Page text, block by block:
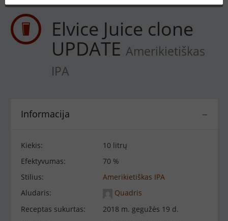
Elvice Juice clone
UPDATE Amerikietiškas
IPA
−
Informacija
Kiekis:
10 litrų
Efektyvumas:
70 %
Stilius:
Amerikietiškas IPA
Aludaris:
Quadris
Receptas sukurtas:
2018 m. gegužės 19 d.